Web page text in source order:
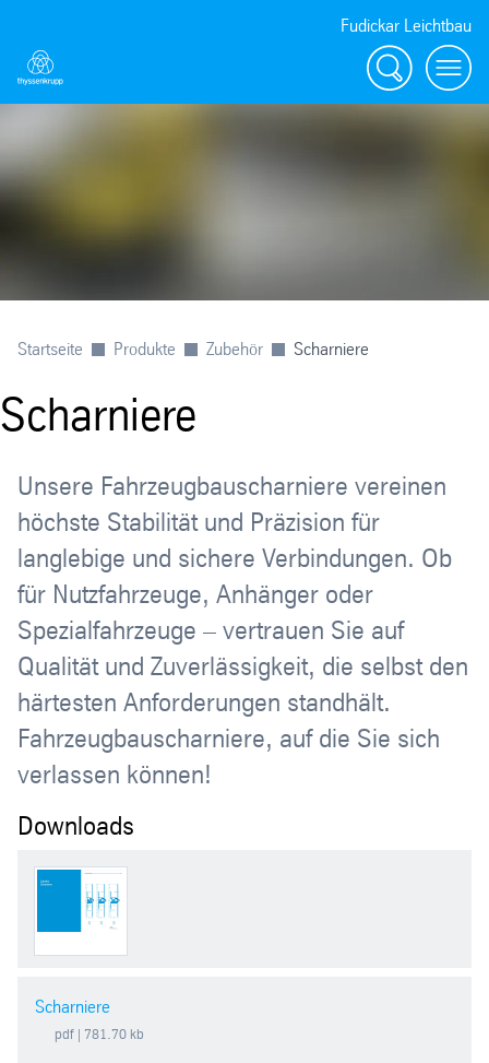
Fudickar Leichtbau
Suche
menu
Startseite Produkte Zubehör Scharniere
Scharniere
Unsere Fahrzeugbauscharniere vereinen
höchste Stabilität und Präzision für
langlebige und sichere Verbindungen. Ob
für Nutzfahrzeuge, Anhänger oder
Spezialfahrzeuge – vertrauen Sie auf
Qualität und Zuverlässigkeit, die selbst den
härtesten Anforderungen standhält.
Fahrzeugbauscharniere, auf die Sie sich
verlassen können!
Downloads
Scharniere
pdf | 781.70 kb